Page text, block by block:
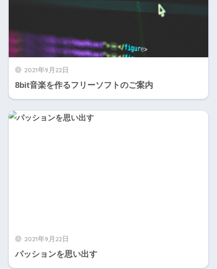
2021年9月22日
8bit音楽を作るフリーソフトのご案内
2021年9月22日
パッションを思い出す